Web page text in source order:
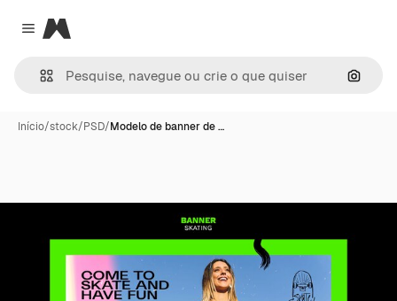
Close menu
Magnific
Início/stock/PSD/Modelo de banner de …